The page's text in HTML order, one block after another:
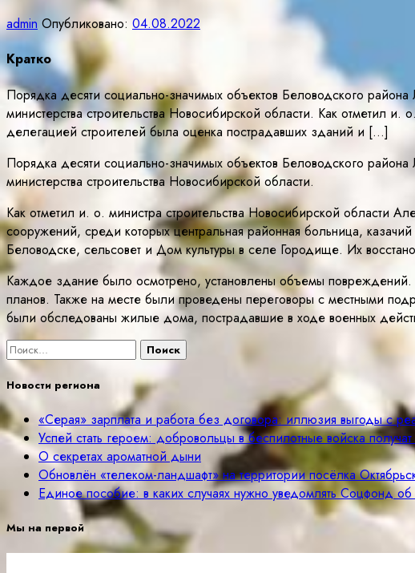
admin Опубликовано: 04.08.2022
Кратко
Порядка десяти социально-значимых объектов Беловодского
министерства строительства Новосибирской области. Как отметил
делегацией строителей была оценка пострадавших зданий и […]
Порядка десяти социально-значимых объектов Беловодского
министерства строительства Новосибирской области.
Как отметил и. о. министра строительства Новосибирской области
сооружений, среди которых центральная районная больница,
Беловодске, сельсовет и Дом культуры в селе Городище. Их
Каждое здание было осмотрено, установлены объемы повреждений.
планов. Также на месте были проведены переговоры с местными
были обследованы жилые дома, пострадавшие в ходе военных
Найти:
Новости региона
«Серая» зарплата и работа без договора: иллюзия выгоды с
Успей стать героем: добровольцы в беспилотные войска
О секретах ароматной дыни
Обновлён «телеком-ландшафт» на территории посёлка
Единое пособие: в каких случаях нужно уведомлять Соцфонд
Мы на первой